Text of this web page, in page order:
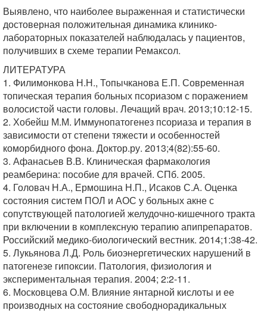
Выявлено, что наиболее выраженная и статистически
достоверная положительная динамика клинико-
лабораторных показателей наблюдалась у пациентов,
получивших в схеме терапии Ремаксол.
ЛИТЕРАТУРА
1. Филимонкова Н.Н., Топычканова Е.П. Современная
топическая терапия больных псориазом с поражением
волосистой части головы. Лечащий врач. 2013;10:12-15.
2. Хобейш М.М. Иммунопатогенез псориаза и терапия в
зависимости от степени тяжести и особенностей
коморбидного фона. Доктор.ру. 2013;4(82):55-60.
3. Афанасьев В.В. Клиническая фармакология
реамберина: пособие для врачей. СПб. 2005.
4. Головач Н.А., Ермошина Н.П., Исаков С.А. Оценка
состояния систем ПОЛ и АОС у больных акне с
сопутствующей патологией желудочно-кишечного тракта
при включении в комплексную терапию апипрепаратов.
Российский медико-биологический вестник. 2014;1:38-42.
5. Лукьянова Л.Д. Роль биоэнергетических нарушений в
патогенезе гипоксии. Патология, физиология и
экспериментальная терапия. 2004; 2:2-11.
6. Московцева О.М. Влияние янтарной кислоты и ее
производных на состояние свободнорадикальных